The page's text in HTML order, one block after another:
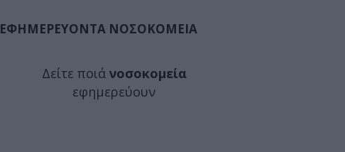
ΕΦΗΜΕΡΕΥΟΝΤΑ ΝΟΣΟΚΟΜΕΙΑ
Δείτε ποιά νοσοκομεία
εφημερεύουν